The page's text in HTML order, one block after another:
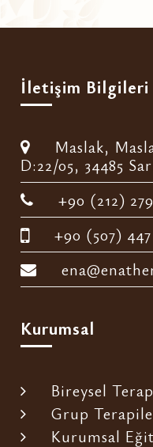
İletişim Bilgileri
Maslak,
D:22/05, 34485
+90 (212)
+90 (507) 447
Kurumsal
Bireysel
Grup
Kurumsal